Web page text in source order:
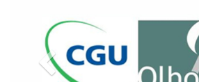
Previous